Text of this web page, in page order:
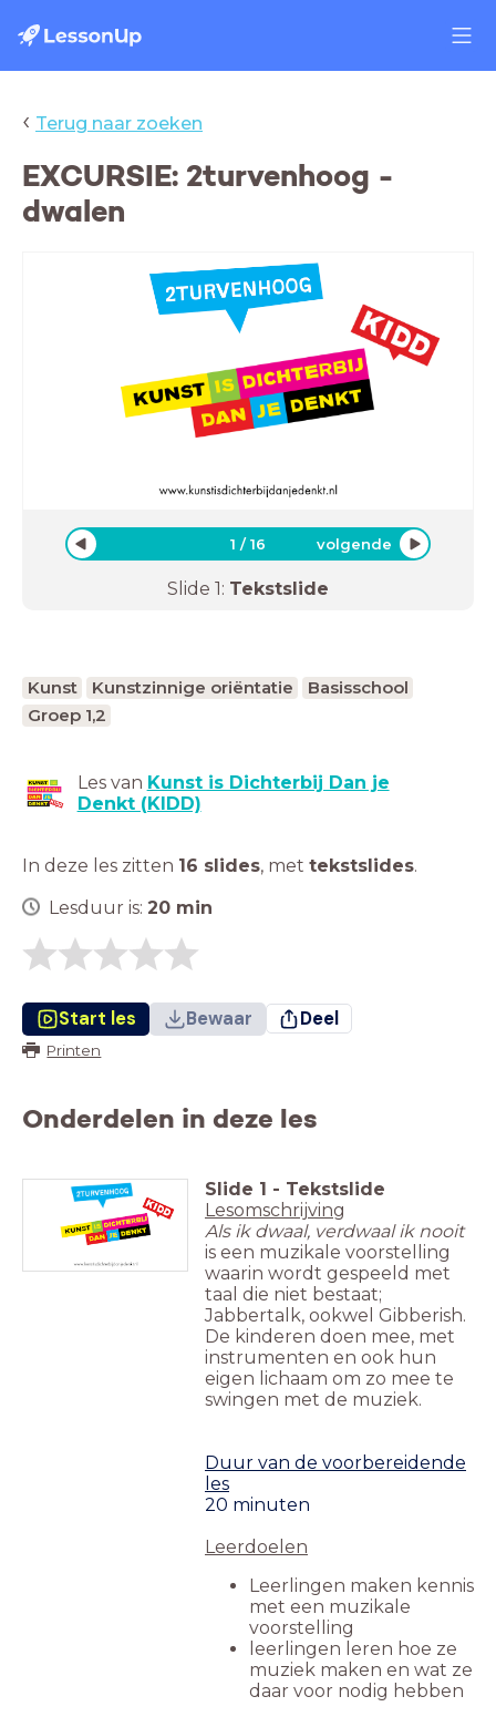
‹ Terug naar zoeken
EXCURSIE: 2turvenhoog -
dwalen
1 /16 volgende
Slide 1: Tekstslide
Kunst Kunstzinnige oriëntatie
Basisschool
Groep 1,2
Les van Kunst is Dichterbij Dan je
Denkt (KIDD)
In deze les zitten 16 slides, met tekstslides.
Lesduur is: 20 min
Start les Bewaar Deel
Printen
Onderdelen in deze les
Slide 1 - Tekstslide
Lesomschrijving
Als ik dwaal, verdwaal ik nooit
is een muzikale voorstelling
waarin wordt gespeeld met
taal die niet bestaat;
Jabbertalk, ookwel Gibberish.
De kinderen doen mee, met
instrumenten en ook hun
eigen lichaam om zo mee te
swingen met de muziek.
Duur van de voorbereidende
les
20 minuten
Leerdoelen
Leerlingen maken kennis
met een muzikale
voorstelling
leerlingen leren hoe ze
muziek maken en wat ze
daar voor nodig hebben